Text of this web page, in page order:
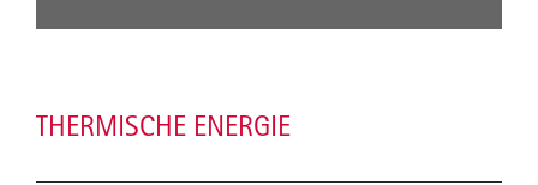
THERMISCHE ENERGIE